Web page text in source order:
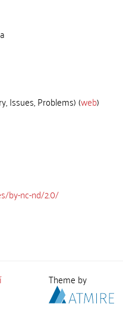
Issues, Problems) (web)
by-nc-nd/2.0/
Theme by